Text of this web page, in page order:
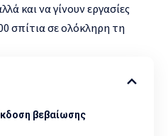
και να γίνουν εργασίες
σπίτια σε ολόκληρη τη
βεβαίωσης